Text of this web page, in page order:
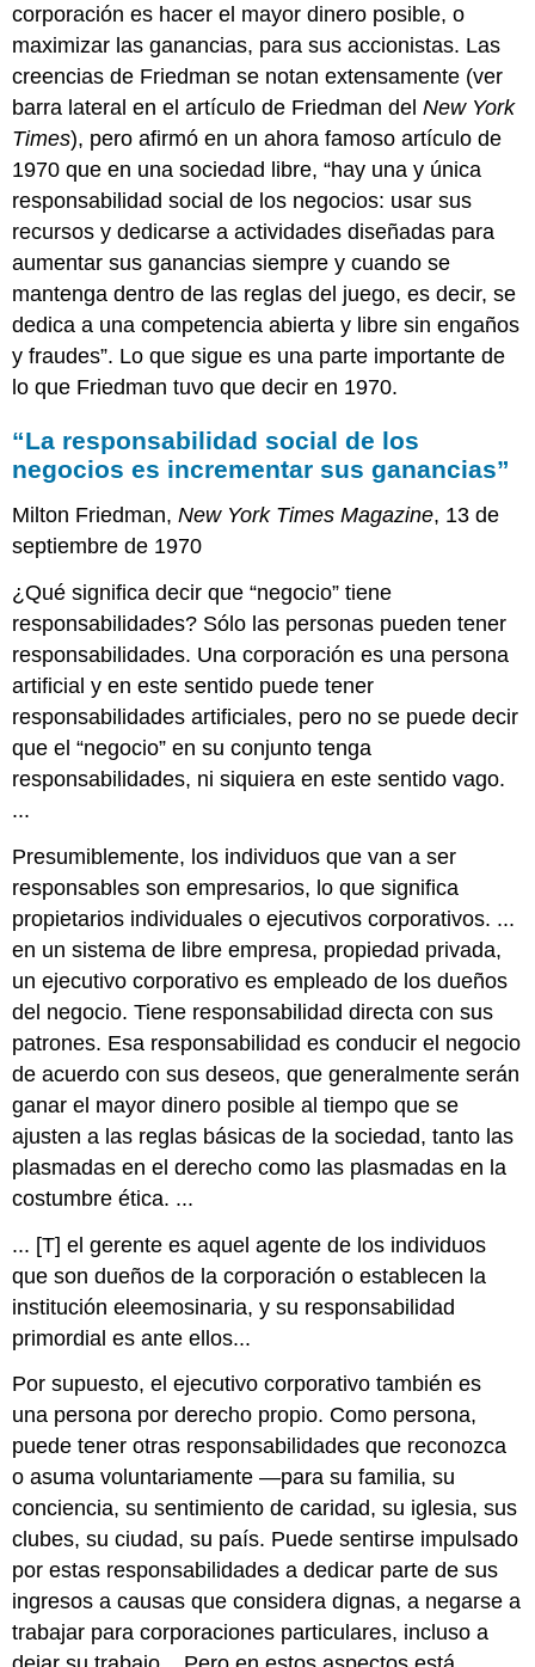
corporación es hacer el mayor dinero posible, o
maximizar las ganancias, para sus accionistas. Las
creencias de Friedman se notan extensamente (ver
barra lateral en el artículo de Friedman delNew York
Times), pero afirmó en un ahora famoso artículo de
1970 que en una sociedad libre, “hay una y única
responsabilidad social de los negocios: usar sus
recursos y dedicarse a actividades diseñadas para
aumentar sus ganancias siempre y cuando se
mantenga dentro de las reglas del juego, es decir, se
dedica a una competencia abierta y libre sin engaños
y fraudes”. Lo que sigue es una parte importante de
lo que Friedman tuvo que decir en 1970.
“La responsabilidad social de los
negocios es incrementar sus ganancias”
Milton Friedman,New York Times Magazine, 13 de
septiembre de 1970
¿Qué significa decir que “negocio” tiene
responsabilidades? Sólo las personas pueden tener
responsabilidades. Una corporación es una persona
artificial y en este sentido puede tener
responsabilidades artificiales, pero no se puede decir
que el “negocio” en su conjunto tenga
responsabilidades, ni siquiera en este sentido vago.
...
Presumiblemente, los individuos que van a ser
responsables son empresarios, lo que significa
propietarios individuales o ejecutivos corporativos. ...
en un sistema de libre empresa, propiedad privada,
un ejecutivo corporativo es empleado de los dueños
del negocio. Tiene responsabilidad directa con sus
patrones. Esa responsabilidad es conducir el negocio
de acuerdo con sus deseos, que generalmente serán
ganar el mayor dinero posible al tiempo que se
ajusten a las reglas básicas de la sociedad, tanto las
plasmadas en el derecho como las plasmadas en la
costumbre ética. ...
... [T] el gerente es aquel agente de los individuos
que son dueños de la corporación o establecen la
institución eleemosinaria, y su responsabilidad
primordial es ante ellos...
Por supuesto, el ejecutivo corporativo también es
una persona por derecho propio. Como persona,
puede tener otras responsabilidades que reconozca
o asuma voluntariamente —para su familia, su
conciencia, su sentimiento de caridad, su iglesia, sus
clubes, su ciudad, su país. Puede sentirse impulsado
por estas responsabilidades a dedicar parte de sus
ingresos a causas que considera dignas, a negarse a
trabajar para corporaciones particulares, incluso a